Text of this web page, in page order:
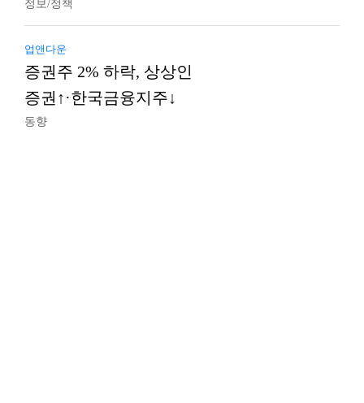
정보/정책
업앤다운
증권주 2% 하락, 상상인
증권↑·한국금융지주↓
동향